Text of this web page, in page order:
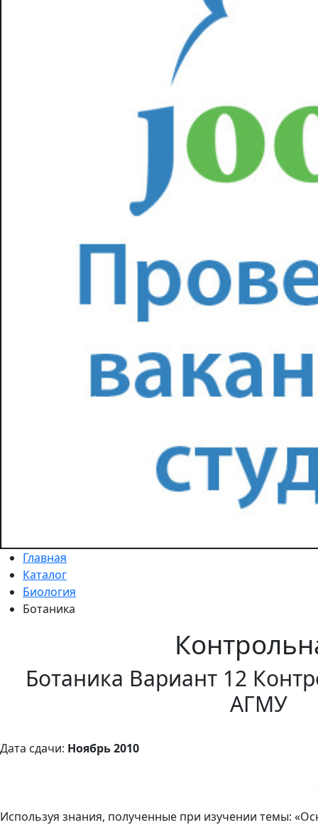
Главная
Каталог
Биология
Ботаника
Ботаника Вариант 12
АГМУ
Дата сдачи: Ноябрь 2010
Используя знания, полученные при изучении темы: